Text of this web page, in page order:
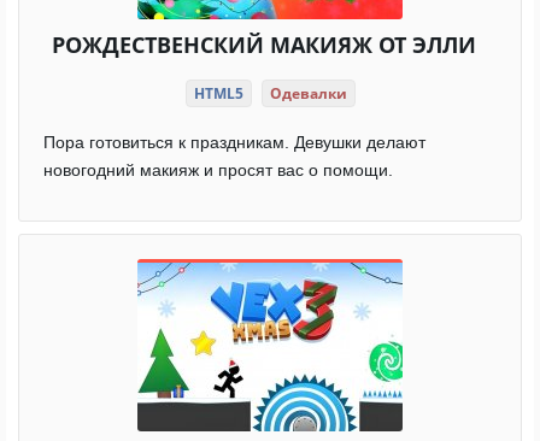
РОЖДЕСТВЕНСКИЙ МАКИЯЖ ОТ ЭЛЛИ
HTML5 Одевалки
Пора готовиться к праздникам. Девушки делают
новогодний макияж и просят вас о помощи.